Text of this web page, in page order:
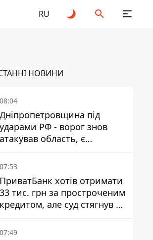
RU
НОВИНИ
08:04
Дніпропетровщина під
ударами РФ - ворог знов
атакував область, є
руйнування та пожежі
07:53
ПриватБанк хотів отримати
33 тис. грн за простроченим
кредитом, але суд стягнув з
боржниці лише 22 тис. грн
07:49